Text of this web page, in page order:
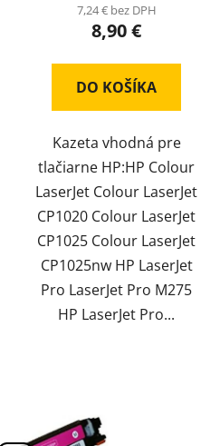
7,24 € bez DPH
8,90 €
DO KOŠÍKA
Kazeta vhodná pre
tlačiarne HP:HP Colour
LaserJet Colour LaserJet
CP1020 Colour LaserJet
CP1025 Colour LaserJet
CP1025nw HP LaserJet
Pro LaserJet Pro M275
HP LaserJet Pro...